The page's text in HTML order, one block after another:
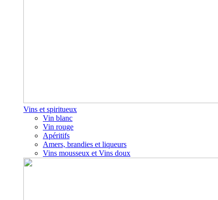
Vins et spiritueux
Vin blanc
Vin rouge
Apéritifs
Amers, brandies et liqueurs
Vins mousseux et Vins doux